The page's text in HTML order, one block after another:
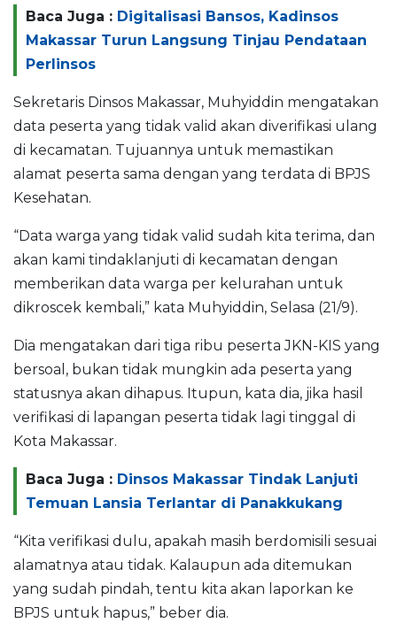
Baca Juga : Digitalisasi Bansos, Kadinsos
Makassar Turun Langsung Tinjau Pendataan
Perlinsos
Sekretaris Dinsos Makassar, Muhyiddin mengatakan
data peserta yang tidak valid akan diverifikasi ulang
di kecamatan. Tujuannya untuk memastikan
alamat peserta sama dengan yang terdata di BPJS
Kesehatan.
“Data warga yang tidak valid sudah kita terima, dan
akan kami tindaklanjuti di kecamatan dengan
memberikan data warga per kelurahan untuk
dikroscek kembali,” kata Muhyiddin, Selasa (21/9).
Dia mengatakan dari tiga ribu peserta JKN-KIS yang
bersoal, bukan tidak mungkin ada peserta yang
statusnya akan dihapus. Itupun, kata dia, jika hasil
verifikasi di lapangan peserta tidak lagi tinggal di
Kota Makassar.
Baca Juga : Dinsos Makassar Tindak Lanjuti
Temuan Lansia Terlantar di Panakkukang
“Kita verifikasi dulu, apakah masih berdomisili sesuai
alamatnya atau tidak. Kalaupun ada ditemukan
yang sudah pindah, tentu kita akan laporkan ke
BPJS untuk hapus,” beber dia.